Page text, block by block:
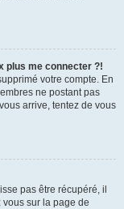
plus me connecter ?!
votre compte. En
ne postant pas
arrive, tentez de vous
pas être récupéré, il
sur la page de